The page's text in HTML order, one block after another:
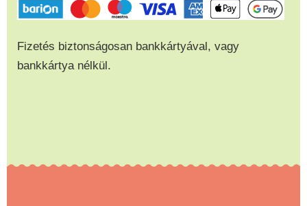
Fizetés biztonságosan bankkártyával, vagy
bankkártya nélkül.